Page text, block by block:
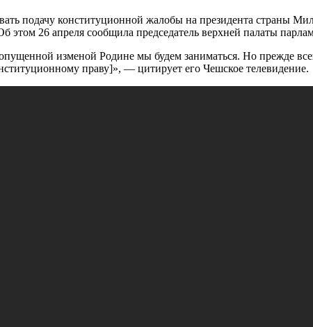
подачу конституционной жалобы на президента страны
этом 26 апреля сообщила председатель верхней палаты
изменой Родине мы будем заниматься. Но прежде
праву]», — цитирует его Чешское телевидение.